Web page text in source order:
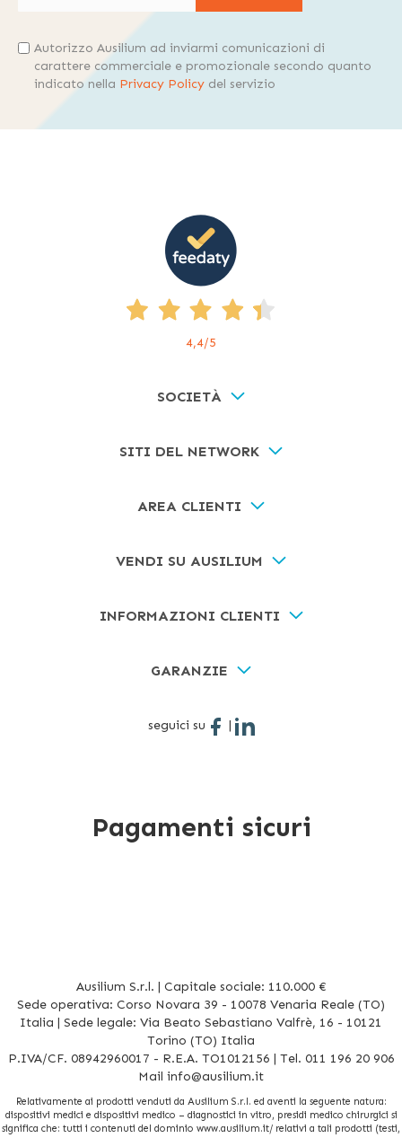
Autorizzo Ausilium ad inviarmi comunicazioni di
carattere commerciale e promozionale secondo quanto
indicato nella Privacy Policy del servizio
4,4/5
SOCIETÀ
SITI DEL NETWORK
AREA CLIENTI
VENDI SU AUSILIUM
INFORMAZIONI CLIENTI
GARANZIE
seguici su |
Pagamenti sicuri
Ausilium S.r.l. | Capitale sociale: 110.000 €
Sede operativa: Corso Novara 39 - 10078 Venaria Reale (TO)
Italia | Sede legale: Via Beato Sebastiano Valfrè, 16 - 10121
Torino (TO) Italia
P.IVA/CF. 08942960017 - R.E.A. TO1012156 | Tel. 011 196 20 906
Mail info@ausilium.it
Relativamente ai prodotti venduti da Ausilium S.r.l. ed aventi la seguente natura:
dispositivi medici e dispositivi medico – diagnostici in vitro, presidi medico chirurgici si
significa che: tutti i contenuti del dominio www.ausilium.it/ relativi a tali prodotti (testi,